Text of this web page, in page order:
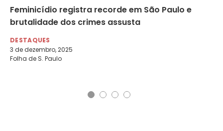
Feminicídio registra recorde em São Paulo e
brutalidade dos crimes assusta
DESTAQUES
3 de dezembro, 2025
Folha de S. Paulo